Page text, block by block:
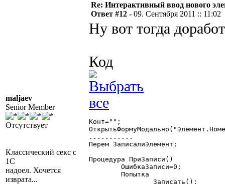
maljaev
Senior Member
Отсутствует
Классический секс с
1С
надоел. Хочется
изврата...
Re: Интерактивный ввод нового
Ответ #12 - 09. Сентября 2011 :: 11:02
Ну вот тогда
Код
Конт="";
...........
Перем ЗаписалиЭлемент;
Процедура ПриЗаписи()